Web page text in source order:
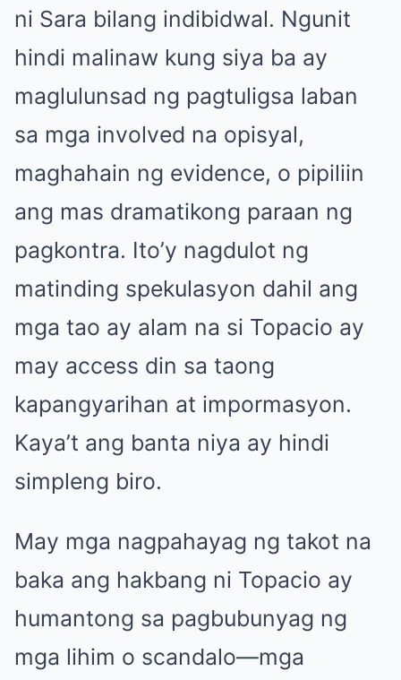
ni Sara bilang indibidwal. Ngunit
hindi malinaw kung siya ba ay
maglulunsad ng pagtuligsa laban
sa mga involved na opisyal,
maghahain ng evidence, o pipiliin
ang mas dramatikong paraan ng
pagkontra. Ito’y nagdulot ng
matinding spekulasyon dahil ang
mga tao ay alam na si Topacio ay
may access din sa taong
kapangyarihan at impormasyon.
Kaya’t ang banta niya ay hindi
simpleng biro.
May mga nagpahayag ng takot na
baka ang hakbang ni Topacio ay
humantong sa pagbubunyag ng
mga lihim o scandalo—mga